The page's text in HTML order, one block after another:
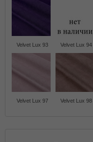
Velvet Lux 93 Velvet Lux 94
Velvet Lux 97 Velvet Lux 98